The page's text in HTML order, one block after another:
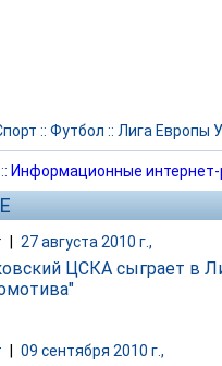
:: Футбол :: Лига Европы
:: Информационные интернет-
27 августа 2010 г.,
ЦСКА сыграет в
09 сентября 2010 г.,